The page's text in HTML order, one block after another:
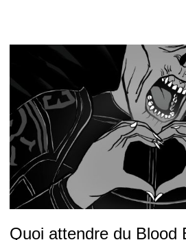
Quoi attendre du Blood